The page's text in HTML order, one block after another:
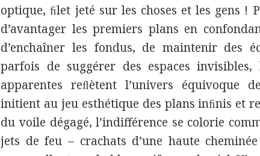
optique, ﬁlet jeté sur les choses et les gens !
d’avantager les premiers plans en
d’enchaîner les fondus, de maintenir des
parfois de suggérer des espaces
apparentes reﬂètent l’univers équivoque
initient au jeu esthétique des plans inﬁnis et
du voile dégagé, l’indifférence se colorie
jets de feu – crachats d’une haute